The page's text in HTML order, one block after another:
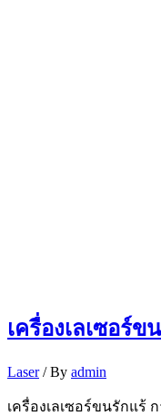
เครื่องเลเซอร์ข
Laser/ By admin
เครื่องเลเซอร์ขนรักแร้